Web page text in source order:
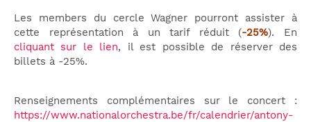
Les members du cercle Wagner pourront assister à
cette représentation à un tarif réduit (-25%). En
cliquant sur le lien, il est possible de réserver des
billets à -25%.
Renseignements complémentaires sur le concert :
https://www.nationalorchestra.be/fr/calendrier/antony-